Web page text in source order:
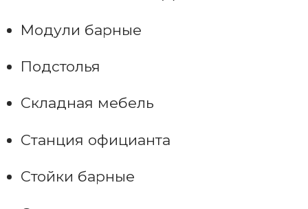
Модули барные
Подстолья
Складная мебель
Станция официанта
Стойки барные